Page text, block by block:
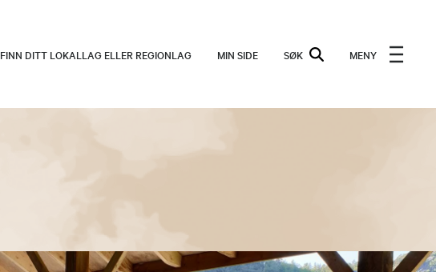
FINN DITT LOKALLAG ELLER REGIONLAG MIN SIDE SØK MENY